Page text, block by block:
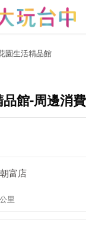
園生活精品館
館-周邊消
富店
里